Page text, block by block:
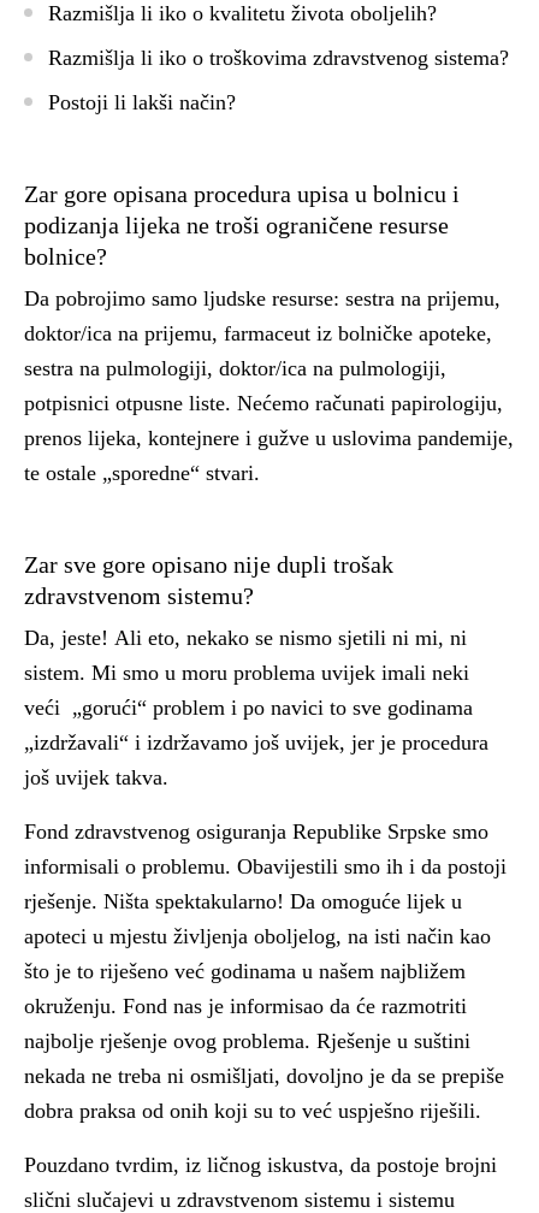
Razmišlja li iko o kvalitetu života oboljelih?
Razmišlja li iko o troškovima zdravstvenog sistema?
Postoji li lakši način?
Zar gore opisana procedura upisa u bolnicu i
podizanja lijeka ne troši ograničene resurse
bolnice?
Da pobrojimo samo ljudske resurse: sestra na prijemu,
doktor/ica na prijemu, farmaceut iz bolničke apoteke,
sestra na pulmologiji, doktor/ica na pulmologiji,
potpisnici otpusne liste. Nećemo računati papirologiju,
prenos lijeka, kontejnere i gužve u uslovima pandemije,
te ostale „sporedne“ stvari.
Zar sve gore opisano nije dupli trošak
zdravstvenom sistemu?
Da, jeste! Ali eto, nekako se nismo sjetili ni mi, ni
sistem. Mi smo u moru problema uvijek imali neki
veći „gorući“ problem i po navici to sve godinama
„izdržavali“ i izdržavamo još uvijek, jer je procedura
još uvijek takva.
Fond zdravstvenog osiguranja Republike Srpske smo
informisali o problemu. Obavijestili smo ih i da postoji
rješenje. Ništa spektakularno! Da omoguće lijek u
apoteci u mjestu življenja oboljelog, na isti način kao
što je to riješeno već godinama u našem najbližem
okruženju. Fond nas je informisao da će razmotriti
najbolje rješenje ovog problema. Rješenje u suštini
nekada ne treba ni osmišljati, dovoljno je da se prepiše
dobra praksa od onih koji su to već uspješno riješili.
Pouzdano tvrdim, iz ličnog iskustva, da postoje brojni
slični slučajevi u zdravstvenom sistemu i sistemu